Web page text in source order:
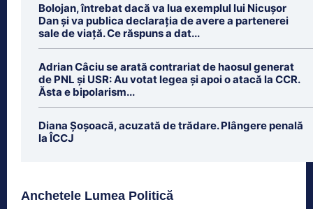
Bolojan, întrebat dacă va lua exemplul lui Nicușor
Dan și va publica declarația de avere a partenerei
sale de viață. Ce răspuns a dat...
Adrian Câciu se arată contrariat de haosul generat
de PNL și USR: Au votat legea și apoi o atacă la CCR.
Ăsta e bipolarism...
Diana Șoșoacă, acuzată de trădare. Plângere penală
la ÎCCJ
Anchetele Lumea Politică